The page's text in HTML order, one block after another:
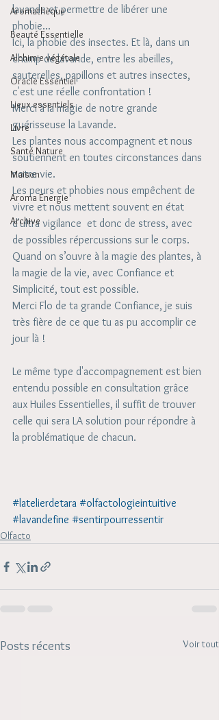
Aromathèque
Beauté Essentielle
Alchimie végétale
Oracle Essentiel
Lieux essentiels
Livre
Santé Nature
Maison
Aroma Energie
Archive
lavande et permettre de libérer une
phobie...
Ici, la phobie des insectes. Et là, dans un
champ de lavande, entre les abeilles,
sauterelles, papillons et autres insectes,
c'est une réelle confrontation !
Merci à la magie de notre grande
guérisseuse la Lavande.
Les plantes nous accompagnent et nous
soutiennent en toutes circonstances dans
notre vie.
Les peurs et phobies nous empêchent de
vivre et nous mettent souvent en état
d'ultra vigilance  et donc de stress, avec
de possibles répercussions sur le corps.
Quand on s’ouvre à la magie des plantes, à
la magie de la vie, avec Confiance et
Simplicité, tout est possible.
Merci Flo de ta grande Confiance, je suis
très fière de ce que tu as pu accomplir ce
jour là !
Le même type d'accompagnement est bien
entendu possible en consultation grâce
aux Huiles Essentielles, il suffit de trouver
celle qui sera LA solution pour répondre à
la problématique de chacun.
#latelierdetara #olfactologieintuitive
#lavandefine #sentirpourressentir
Olfacto
Posts récents Voir tout